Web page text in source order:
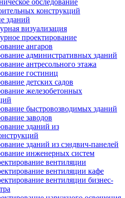
конструкций
зданий
визуализация
проектирование
ангаров
административных зданий
антресольного этажа
гостиниц
детских садов
железобетонных
быстровозводимых зданий
заводов
зданий из
зданий из сэндвич-панелей
инженерных систем
вентиляции
вентиляции кафе
вентиляции бизнес-